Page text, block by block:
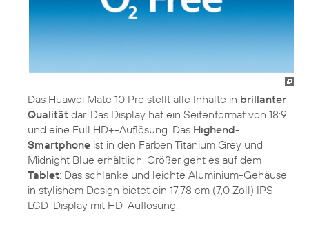
Das Huawei Mate 10 Pro stellt alle Inhalte in brillanter
Qualität dar. Das Display hat ein Seitenformat von 18:9
und eine Full HD+-Auflösung. Das Highend-
Smartphone ist in den Farben Titanium Grey und
Midnight Blue erhältlich. Größer geht es auf dem
Tablet: Das schlanke und leichte Aluminium-Gehäuse
in stylishem Design bietet ein 17,78 cm (7,0 Zoll) IPS
LCD-Display mit HD-Auflösung.